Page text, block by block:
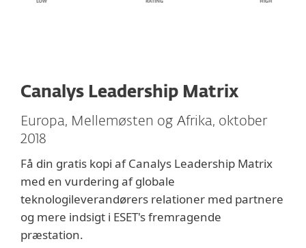
Canalys Leadership Matrix
Europa, Mellemøsten og Afrika, oktober
2018
Få din gratis kopi af Canalys Leadership Matrix
med en vurdering af globale
teknologileverandørers relationer med partnere
og mere indsigt i ESET's fremragende
præstation.